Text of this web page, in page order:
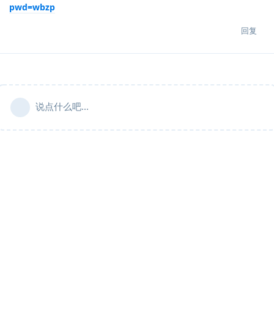
pwd=wbzp
回复
说点什么吧...